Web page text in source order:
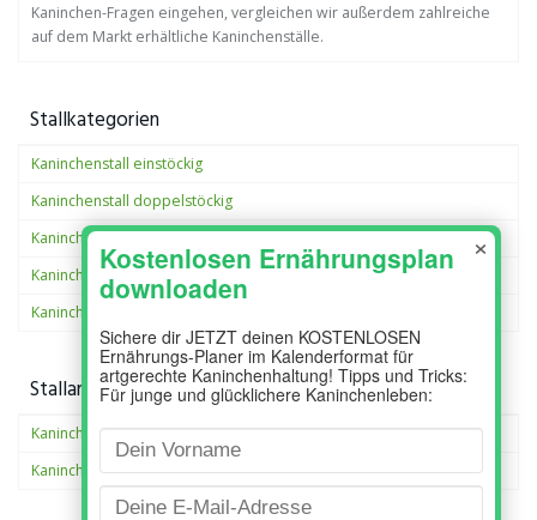
×
Kaninchen-Fragen eingehen, vergleichen wir außerdem zahlreiche
auf dem Markt erhältliche Kaninchenställe.
Stallkategorien
Kaninchenstall einstöckig
Kaninchenstall doppelstöckig
Kaninchenstall XXL
Kaninchenstall außen
Kaninchenstall Innen
Stallarten
Kaninchenställe
Kaninchengehege